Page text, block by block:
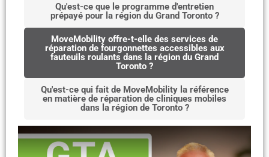
Qu'est-ce que le programme d'entretien
prépayé pour la région du Grand Toronto ?
MoveMobility offre-t-elle des services de
réparation de fourgonnettes accessibles aux
fauteuils roulants dans la région du Grand
Toronto ?
Qu'est-ce qui fait de MoveMobility la référence
en matière de réparation de cliniques mobiles
dans la région de Toronto ?